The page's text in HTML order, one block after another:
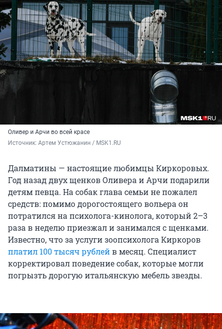
Оливер и Арчи во всей красе
Источник: Артем Устюжанин / MSK1.RU
Далматины — настоящие любимцы Киркоровых.
Год назад двух щенков Оливера и Арчи подарили
детям певца. На собак глава семьи не пожалел
средств: помимо дорогостоящего вольера он
потратился на психолога-кинолога, который 2–3
раза в неделю приезжал и занимался с щенками.
Известно, что за услуги зоопсихолога Киркоров
платил 100 тысяч рублейв месяц. Специалист
корректировал поведение собак, которые могли
погрызть дорогую итальянскую мебель звезды.